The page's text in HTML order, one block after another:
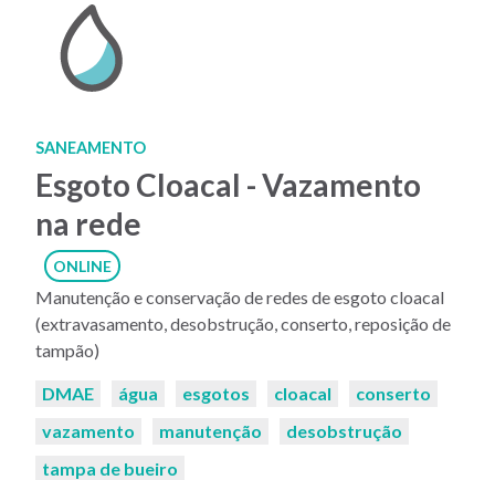
SANEAMENTO
Esgoto Cloacal - Vazamento
na rede
ONLINE
Manutenção e conservação de redes de esgoto cloacal
(extravasamento, desobstrução, conserto, reposição de
tampão)
Palavras-
DMAE água esgotos cloacal
conserto
vazamento
manutenção
desobstrução
tampa de bueiro